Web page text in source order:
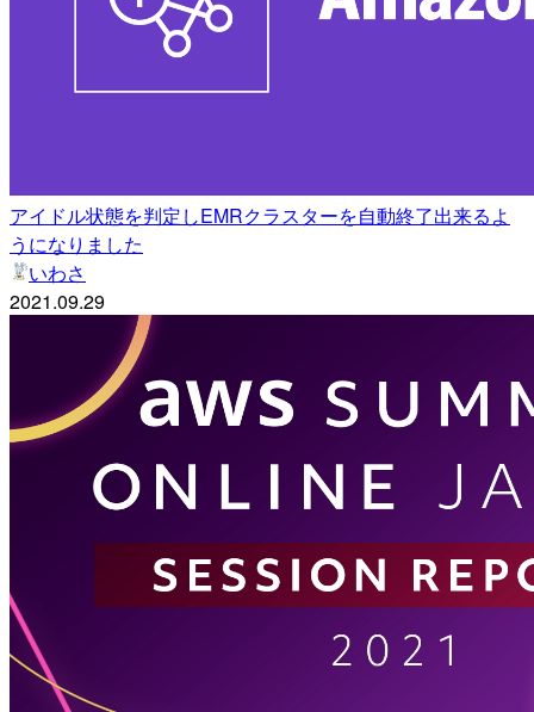
アイドル状態を判定しEMRクラスターを自動終了出来るよ
うになりました
いわさ
2021.09.29